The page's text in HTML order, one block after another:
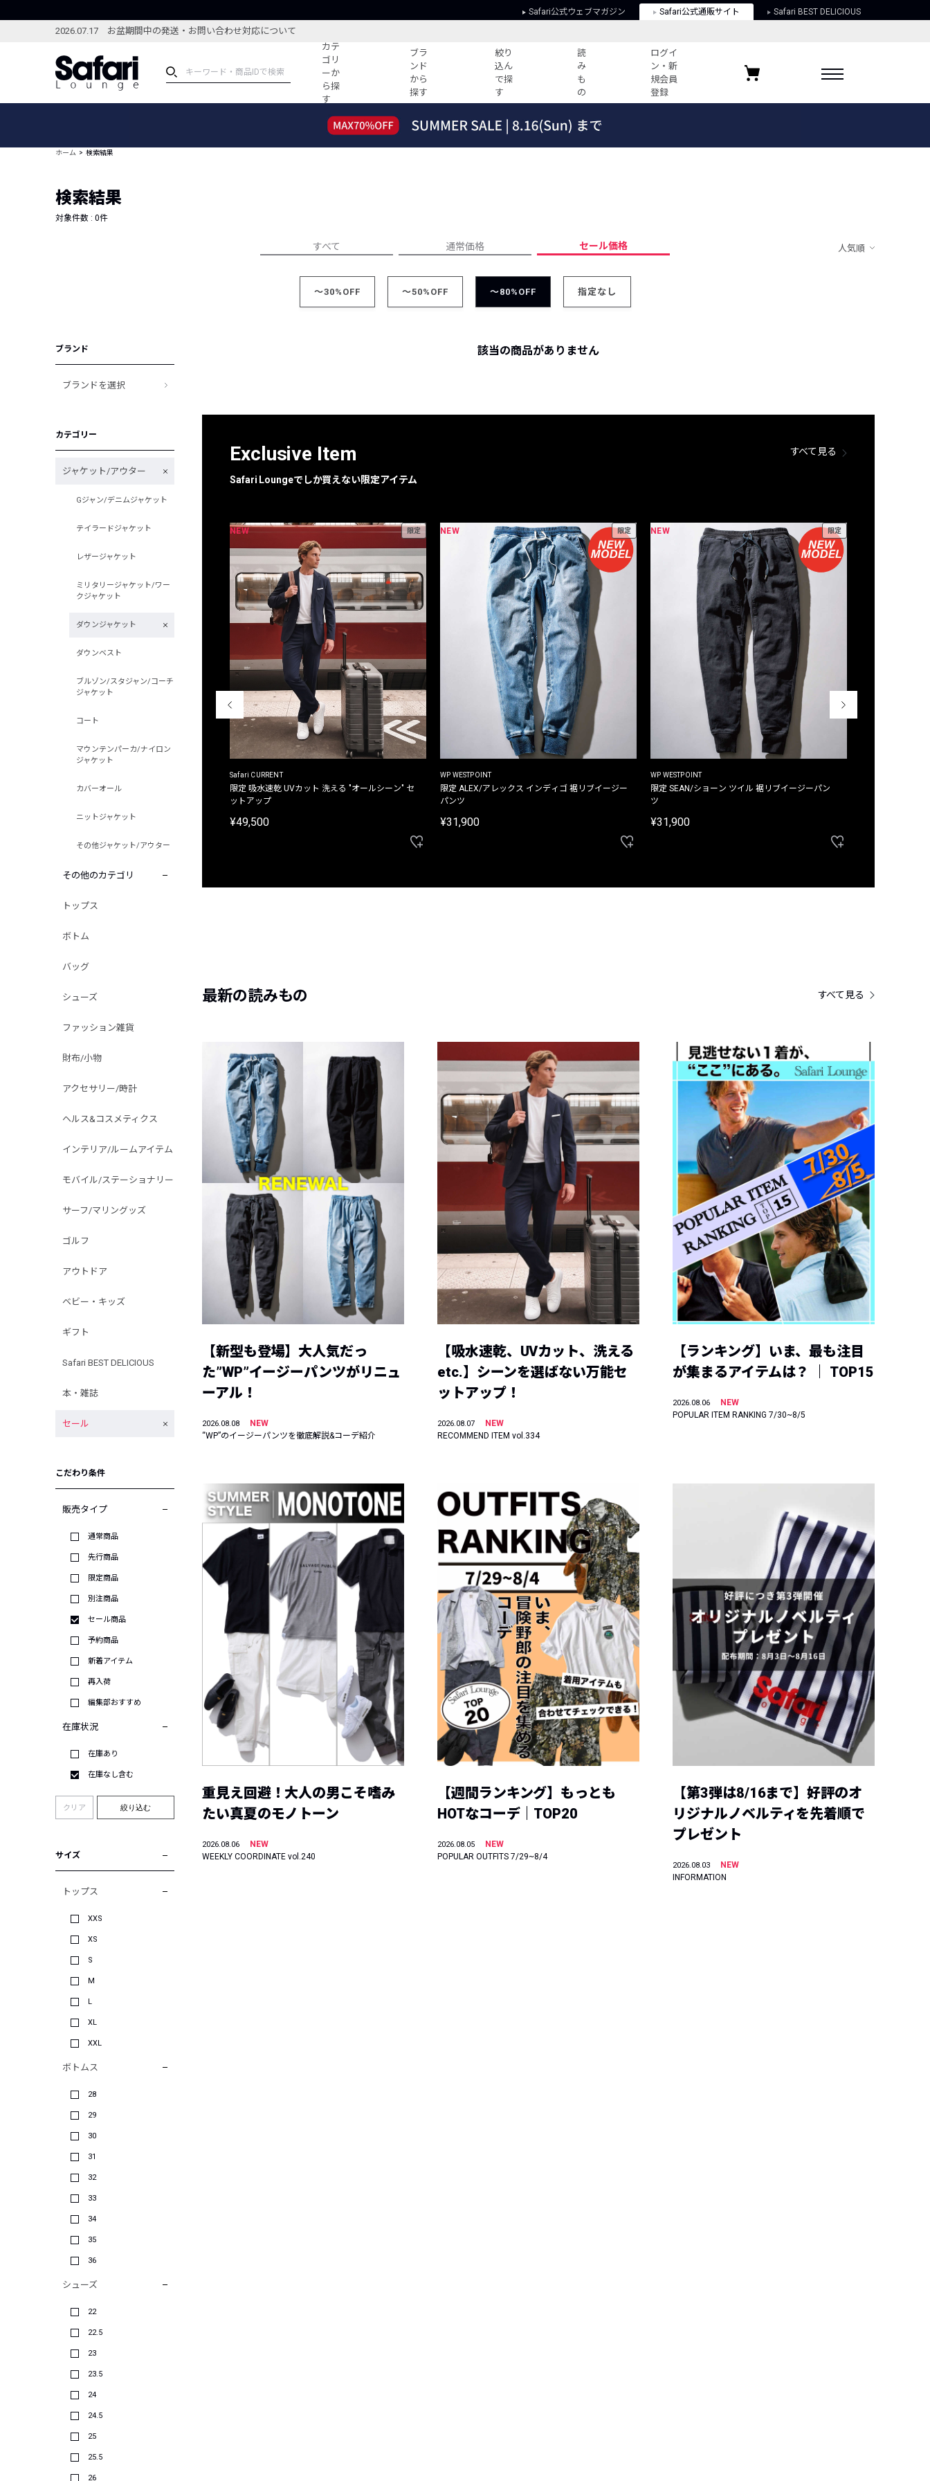
Safari公式ウェブマガジン Safari公式通販サイト Safari BEST DELICIOUS
2026.07.17 お盆期間中の発送・お問い合わせ対応について
カテ
ゴリ
ーか
ら探
す
ブラ
ンド
から
探す
絞り
込ん
で探
す
読
み
も
の
ログイ
ン・新
規会員
登録
ブランドから探す
新着アイテム
編集部のおすすめアイテム
すべての記事
人気記事ランキング
ウィークリーコーデ
プライバシーポリシー
お気に入りブランド
ホーム 検索結果
検索結果
対象件数 : 0件
すべて 通常価格 セール価格 人気順
～30%OFF ～50%OFF ～80%OFF 指定なし
ブランド
ブランドを選択
カテゴリー
ジャケット/アウター
Gジャン/デニムジャケット
テイラードジャケット
レザージャケット
ミリタリージャケット/ワー
クジャケット
ダウンジャケット
ダウンベスト
ブルゾン/スタジャン/コーチ
ジャケット
コート
マウンテンパーカ/ナイロン
ジャケット
カバーオール
ニットジャケット
その他ジャケット/アウター
その他のカテゴリ
トップス
ボトム
バッグ
シューズ
ファッション雑貨
財布/小物
アクセサリー/時計
ヘルス&コスメティクス
インテリア/ルームアイテム
モバイル/ステーショナリー
サーフ/マリングッズ
ゴルフ
アウトドア
ベビー・キッズ
ギフト
Safari BEST DELICIOUS
本・雑誌
セール
こだわり条件
販売タイプ
通常商品
先行商品
限定商品
別注商品
セール商品
予約商品
新着アイテム
再入荷
編集部おすすめ
在庫状況
在庫あり
在庫なし含む
クリア 絞り込む
サイズ
トップス
XXS
XS
S
M
L
XL
XXL
ボトムス
28
29
30
31
32
33
34
35
36
シューズ
22
22.5
23
23.5
24
24.5
25
25.5
26
該当の商品がありません
Exclusive Item
Safari Loungeでしか買えない限定アイテム
すべて見る
別注限定 フード付き チェックシャツジャケット
NEW 限定
Safari CURRENT
限定 吸水速乾 UVカット 洗える "オールシーン" セ
ットアップ
¥49,500
NEW 限定
WP WESTPOINT
限定 ALEX/アレックス インディゴ 裾リブイージー
パンツ
¥31,900
NEW 限定
WP WESTPOINT
限定 SEAN/ショーン ツイル 裾リブイージーパン
ツ
¥31,900
最新の読みもの すべて見る
【新型も登場】大人気だっ
た”WP”イージーパンツがリニュ
ーアル！
2026.08.08
NEW
“WP”のイージーパンツを徹底解説&コーデ紹介
【吸水速乾、UVカット、洗える
etc.】シーンを選ばない万能セ
ットアップ！
2026.08.07
NEW
RECOMMEND ITEM vol.334
【ランキング】いま、最も注目
が集まるアイテムは？ ｜ TOP15
2026.08.06
NEW
POPULAR ITEM RANKING 7/30~8/5
重見え回避！大人の男こそ嗜み
たい真夏のモノトーン
2026.08.06
NEW
WEEKLY COORDINATE vol.240
【週間ランキング】もっとも
HOTなコーデ｜TOP20
2026.08.05
NEW
POPULAR OUTFITS 7/29~8/4
【第3弾は8/16まで】好評のオ
リジナルノベルティを先着順で
プレゼント
2026.08.03
NEW
INFORMATION